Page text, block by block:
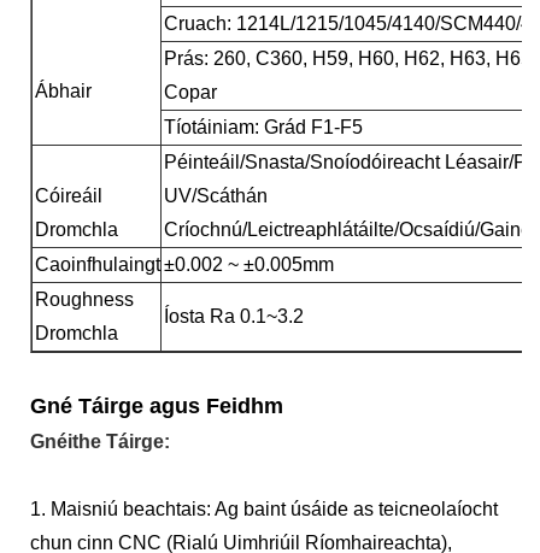
Ábhair
Cruach: 1214L/1215/1045/4140/SCM440/
Prás: 260, C360, H59, H60, H62, H63,
Copar
Tíotáiniam: Grád F1-F5
Cóireáil
Dromchla
Péinteáil/Snasta/Snoíodóireacht Léasair/
UV/Scáthán
Críochnú/Leictreaphlátáilte/Ocsaídiú/
Caoinfhulaingt±0.002 ~ ±0.005mm
Roughness
Dromchla
Íosta Ra 0.1~3.2
Gné Táirge agus Feidhm
Gnéithe Táirge:
1. Maisniú beachtais: Ag baint úsáide as teicneolaíocht
chun cinn CNC (Rialú Uimhriúil Ríomhaireachta),